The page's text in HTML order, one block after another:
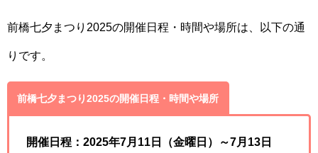
前橋七夕まつり2025の開催日程・時間や場所は、以下の通
りです。
前橋七夕まつり2025の開催日程・時間や場所
開催日程：2025年7月11日（金曜日）～7月13日